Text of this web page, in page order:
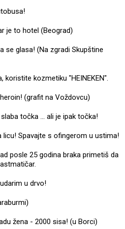
je to hotel (Beograd)
se glasa! (Na zgradi Skupštine
koristite kozmetiku "HEINEKEN".
(grafit na Voždovcu)
točka … ali je ipak točka!
Spavajte s ofingerom u ustima!
posle 25 godina braka primetiš da
u drvo!
žena - 2000 sisa! (u Borci)